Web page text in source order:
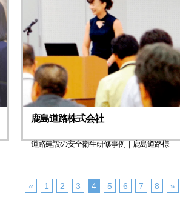
鹿島道路株式会社
道路建設の安全衛生研修事例｜鹿島道路様
« 1 2 3 4 5 6 7 8 »